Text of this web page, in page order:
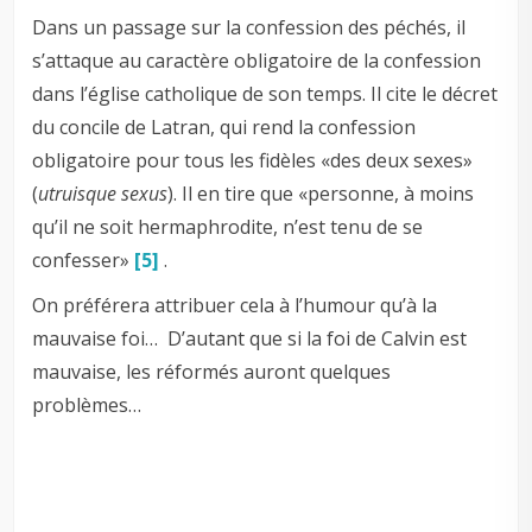
Dans un passage sur la confession des péchés, il
s’attaque au caractère obligatoire de la confession
dans l’église catholique de son temps. Il cite le décret
du concile de Latran, qui rend la confession
obligatoire pour tous les fidèles «des deux sexes»
(utruisque sexus). Il en tire que «personne, à moins
qu’il ne soit hermaphrodite, n’est tenu de se
confesser» [5] .
On préférera attribuer cela à l’humour qu’à la
mauvaise foi… D’autant que si la foi de Calvin est
mauvaise, les réformés auront quelques
problèmes…